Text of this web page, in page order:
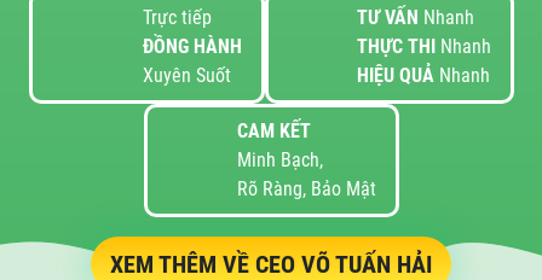
Trực tiếp
ĐỒNG HÀNH
Xuyên Suốt
TƯ VẤN Nhanh
THỰC THINhanh
HIỆU QUẢ Nhanh
CAM KẾT
Minh Bạch,
Rõ Ràng, Bảo Mật
XEM THÊM VỀ CEO VÕ TUẤN HẢI